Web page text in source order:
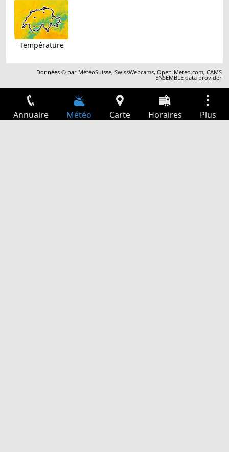
Température
Données © par MétéoSuisse,SwissWebcams,Open-Meteo.com,CAMS
ENSEMBLE data provider
Annuaire Météo Carte Horaires Plus